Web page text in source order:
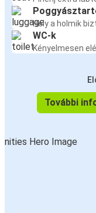
Hely a holmik
WC-k
Kényelmesen
További